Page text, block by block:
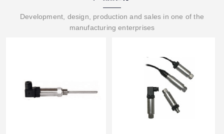
Development, design, production and sales in one of the
manufacturing enterprises